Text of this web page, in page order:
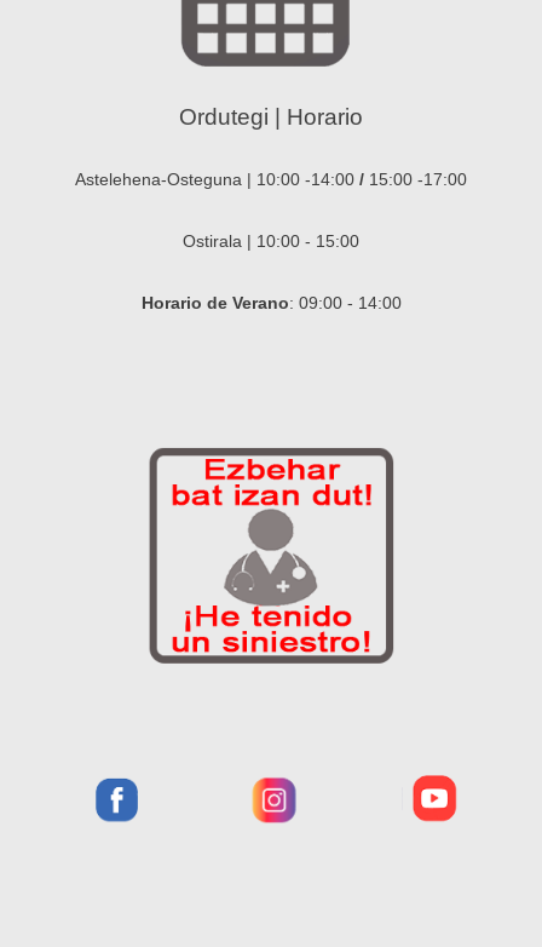
Ordutegi | Horario
Astelehena-Osteguna | 10:00 -14:00 / 15:00 -17:00
Ostirala | 10:00 - 15:00
Horario de Verano: 09:00 - 14:00